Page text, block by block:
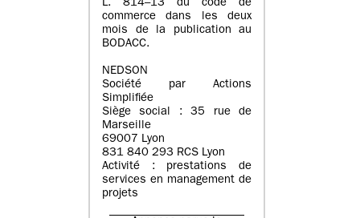
L. 814–13 du code de
commerce dans les deux
mois de la publication au
BODACC.
NEDSON
Société par Actions
Simplifiée
Siège social : 35 rue de
Marseille
69007 Lyon
831 840 293 RCS Lyon
Activité : prestations de
services en management de
projets